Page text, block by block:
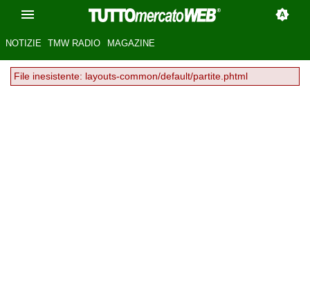
NOTIZIE TMW RADIO MAGAZINE
File inesistente: layouts-common/default/partite.phtml